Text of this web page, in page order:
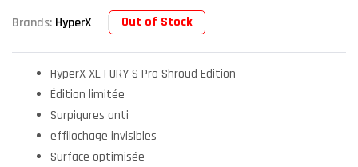
Brands: HyperX Out of Stock
HyperX XL FURY S Pro Shroud Edition
Édition limitée
Surpiqures anti
effilochage invisibles
Surface optimisée